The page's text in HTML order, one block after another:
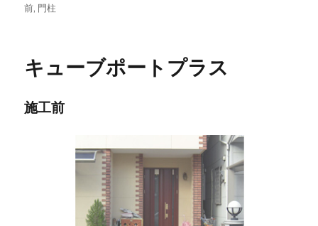
稿
前, 門柱
キューブポートプラス
施工前